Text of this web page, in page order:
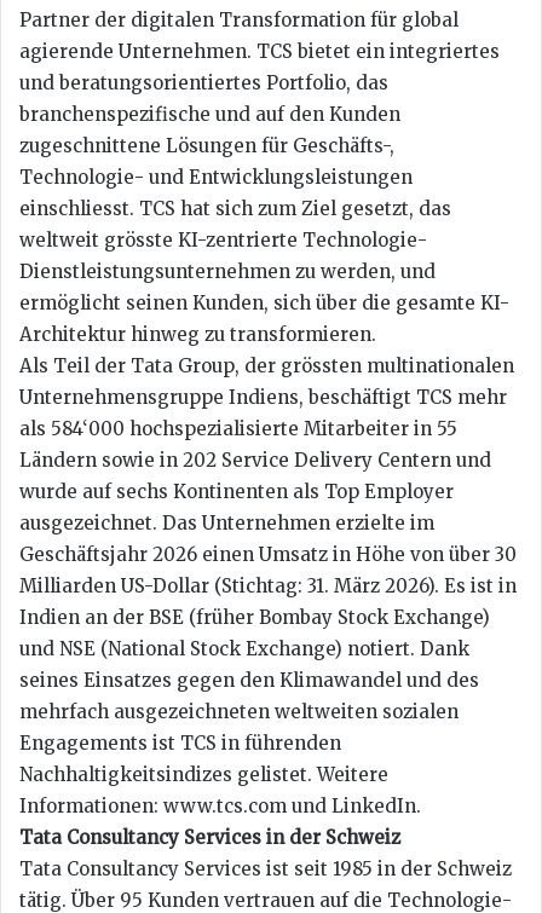
Partner der digitalen Transformation für global
agierende Unternehmen. TCS bietet ein integriertes
und beratungsorientiertes Portfolio, das
branchenspezifische und auf den Kunden
zugeschnittene Lösungen für Geschäfts-,
Technologie- und Entwicklungsleistungen
einschliesst. TCS hat sich zum Ziel gesetzt, das
weltweit grösste KI-zentrierte Technologie-
Dienstleistungsunternehmen zu werden, und
ermöglicht seinen Kunden, sich über die gesamte KI-
Architektur hinweg zu transformieren.
Als Teil der Tata Group, der grössten multinationalen
Unternehmensgruppe Indiens, beschäftigt TCS mehr
als 584‘000 hochspezialisierte Mitarbeiter in 55
Ländern sowie in 202 Service Delivery Centern und
wurde auf sechs Kontinenten als Top Employer
ausgezeichnet. Das Unternehmen erzielte im
Geschäftsjahr 2026 einen Umsatz in Höhe von über 30
Milliarden US-Dollar (Stichtag: 31. März 2026). Es ist in
Indien an der BSE (früher Bombay Stock Exchange)
und NSE (National Stock Exchange) notiert. Dank
seines Einsatzes gegen den Klimawandel und des
mehrfach ausgezeichneten weltweiten sozialen
Engagements ist TCS in führenden
Nachhaltigkeitsindizes gelistet. Weitere
Informationen: www.tcs.com und LinkedIn.
Tata Consultancy Services in der Schweiz
Tata Consultancy Services ist seit 1985 in der Schweiz
tätig. Über 95 Kunden vertrauen auf die Technologie-